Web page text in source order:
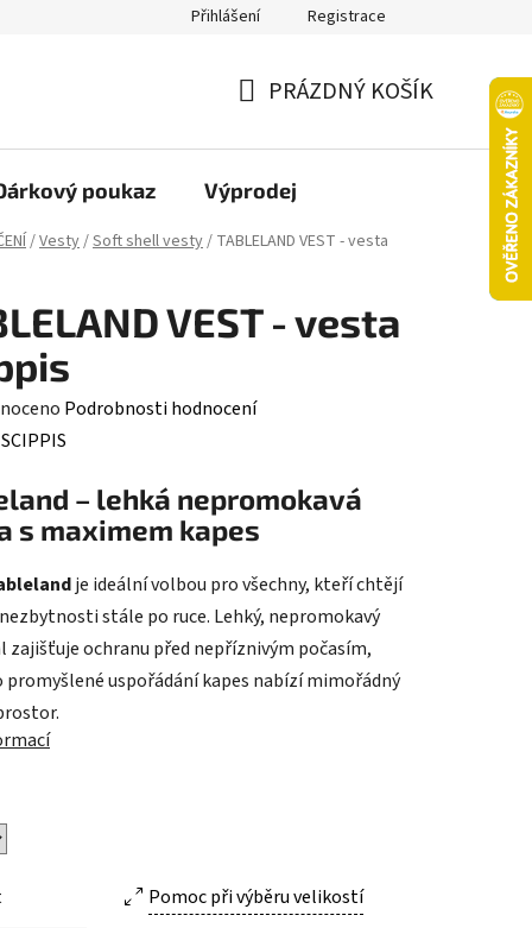
nebo vrácení ve 14denní lhůtě Platba objednávky kartou
Přihlášení Registrace
KOŠÍK
PRÁZDNÝ KOŠÍK
poukaz Výprodej
/Vesty/Soft shell vesty/ TABLELAND VEST - vesta
VEST - vesta
Podrobnosti hodnocení
SCIPPIS
– lehká nepromokavá
s maximem kapes
je ideální volbou pro všechny, kteří chtějí
stále po ruce. Lehký, nepromokavý
zajišťuje ochranu před nepříznivým počasím,
uspořádání kapes nabízí mimořádný
Pomoc při výběru velikostí